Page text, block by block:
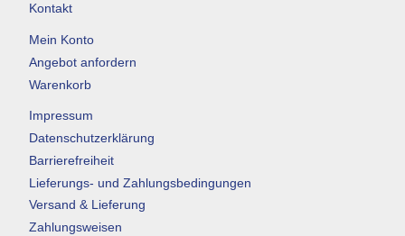
Kontakt
Mein Konto
Angebot anfordern
Warenkorb
Impressum
Datenschutzerklärung
Barrierefreiheit
Lieferungs- und Zahlungsbedingungen
Versand & Lieferung
Zahlungsweisen